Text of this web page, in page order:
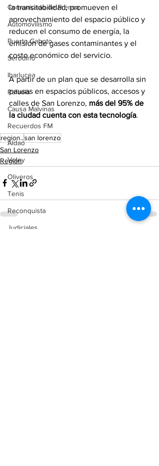
Comunicado de Prensa
Automovilismo
Puerto Gaboto
Serodino
Ibarlucea
Rafaela
Causa Malvinas
Recuerdos FM
Aldao
Voley
Oliveros
Tenis
Reconquista
Judiciales
la transitabilidad, promueven el
aprovechamiento del espacio público y
reducen el consumo de energía, la
emisión de gases contaminantes y el
costo económico del servicio.
A partir de un plan que se desarrolla sin
pausas en espacios públicos, accesos y
calles de San Lorenzo, más del 95% de
la ciudad cuenta con esta tecnología.
region..san lorenzo
San Lorenzo
Región